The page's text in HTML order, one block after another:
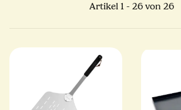
Artikel 1 - 26 von 26